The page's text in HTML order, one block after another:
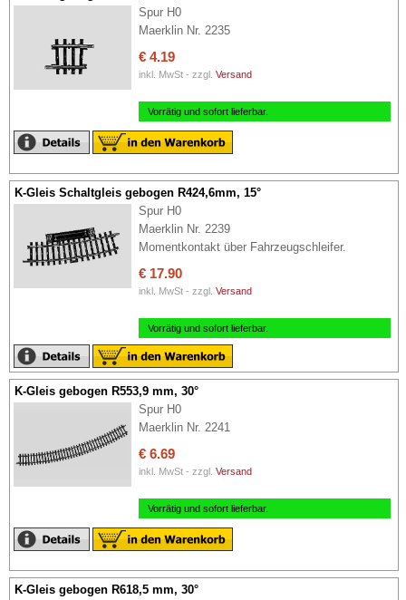
Spur H0
Maerklin Nr. 2235
€ 4.19
inkl. MwSt - zzgl. Versand
Vorrätig und sofort lieferbar.
K-Gleis Schaltgleis gebogen R424,6mm, 15°
Spur H0
Maerklin Nr. 2239
Momentkontakt über Fahrzeugschleifer.
€ 17.90
inkl. MwSt - zzgl. Versand
Vorrätig und sofort lieferbar.
K-Gleis gebogen R553,9 mm, 30°
Spur H0
Maerklin Nr. 2241
€ 6.69
inkl. MwSt - zzgl. Versand
Vorrätig und sofort lieferbar.
K-Gleis gebogen R618,5 mm, 30°